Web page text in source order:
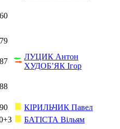
60
79
87
ЛУЦИК Антон
ХУДОБ’ЯК Ігор
88
90
КІРИЛЬЧИК Павел
БАТІСТА Вільям